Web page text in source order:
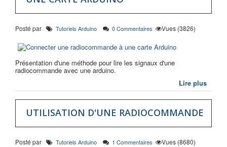
Posté par Tutoriels Arduino 0 Commentaires Vues (3826)
Présentation d'une méthode pour lire les signaux d'une
radiocommande avec une arduino.
Lire plus
UTILISATION D'UNE RADIOCOMMANDE
Posté par Tutoriels Arduino 1 Commentaires Vues (8680)